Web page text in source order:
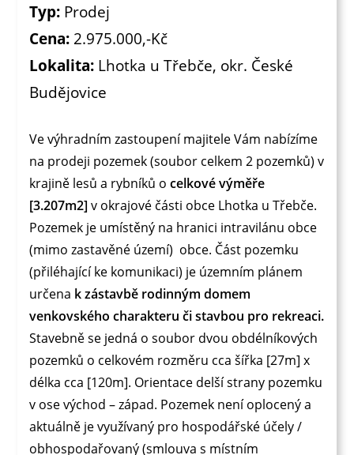
Typ: Prodej
Cena: 2.975.000,-Kč
Lokalita: Lhotka u Třebče, okr. České
Budějovice
Ve výhradním zastoupení majitele Vám nabízíme
na prodeji pozemek (soubor celkem 2 pozemků) v
krajině lesů a rybníků ocelkové výměře
[3.207m2] v okrajové části obce Lhotka u Třebče.
Pozemek je umístěný na hranici intravilánu obce
(mimo zastavěné území) obce. Část pozemku
(přiléhající ke komunikaci) je územním plánem
určena k zástavbě rodinným domem
venkovského charakteru či stavbou pro rekreaci.
Stavebně se jedná o soubor dvou obdélníkových
pozemků o celkovém rozměru cca šířka [27m] x
délka cca [120m]. Orientace delší strany pozemku
v ose východ – západ. Pozemek není oplocený a
aktuálně je využívaný pro hospodářské účely /
obhospodařovaný (smlouva s místním